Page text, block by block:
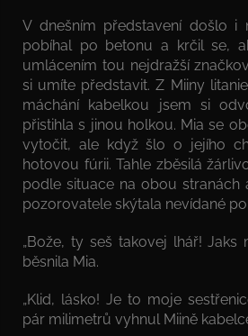
V dnešním představení došlo i
pobíhal po betonu a krčil se,
umlácením tou nejdražší
si umíte představit. Z Miiny
máchání kabelkou jsem si
přistihla s jinou holkou. Mia se
vytočit, ale když šlo o jejího
hotovou fúrii. Tahle zběsilá
podle situace na obou stranách
pozorovatele skýtala nevídané
„Bože, ty seš takovej lhář! Jaks
běsnila Mia.
„Klid, lásko! Je to moje
pár milimetrů vyhnul Miině